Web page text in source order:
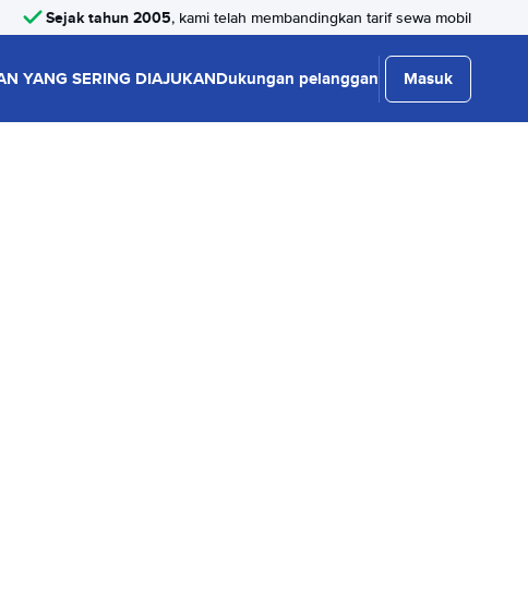
Sejak tahun 2005, kami telah membandingkan tarif sewa mobil
YANG SERING DIAJUKANDukungan pelanggan Masuk